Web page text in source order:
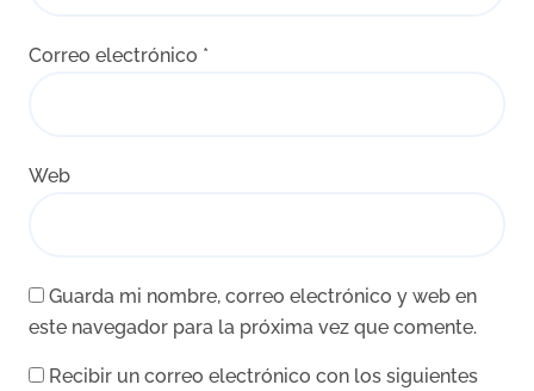
Correo electrónico *
Web
Guarda mi nombre, correo electrónico y web en
este navegador para la próxima vez que comente.
Recibir un correo electrónico con los siguientes